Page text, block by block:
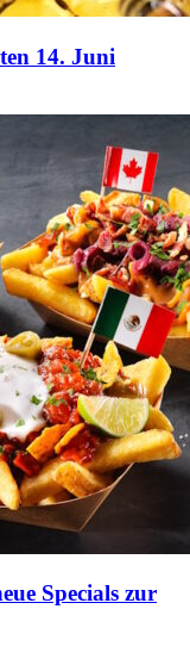
14. Juni
Specials zur